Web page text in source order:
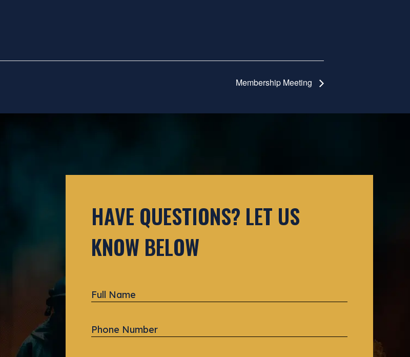
Membership Meeting
HAVE QUESTIONS? LET US
KNOW BELOW
Full
Name*
Phone
Number*